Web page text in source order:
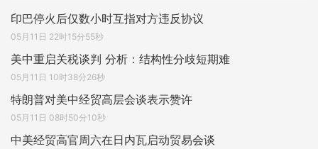
印巴停火后仅数小时互指对方违反协议
05月11日 22时15分55秒
美中重启关税谈判 分析：结构性分歧短期难
05月11日 10时38分26秒
特朗普对美中经贸高层会谈表示赞许
05月11日 08时50分10秒
中美经贸高官周六在日内瓦启动贸易会谈